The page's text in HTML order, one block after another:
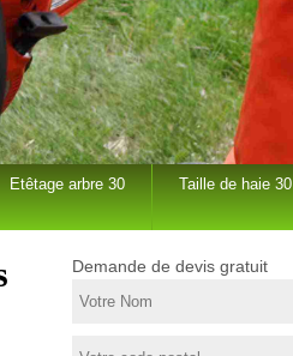
Etêtage arbre 30 Taille de haie 30
Demande de devis gratuit